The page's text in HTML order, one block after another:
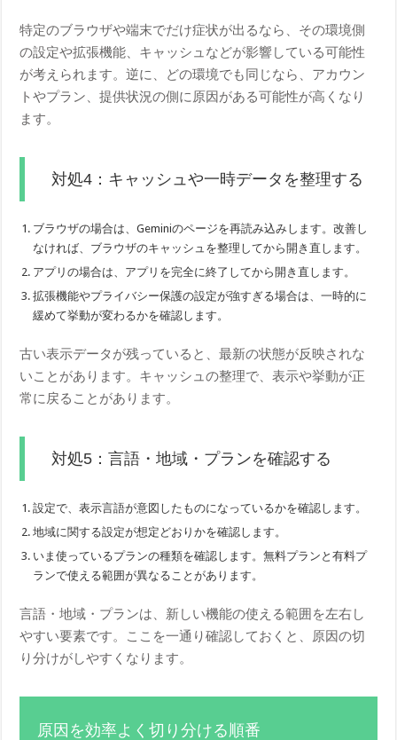
特定のブラウザや端末でだけ症状が出るなら、その環境側
の設定や拡張機能、キャッシュなどが影響している可能性
が考えられます。逆に、どの環境でも同じなら、アカウン
トやプラン、提供状況の側に原因がある可能性が高くなり
ます。
対処4：キャッシュや一時データを整理する
ブラウザの場合は、Geminiのページを再読み込みします。改善し
なければ、ブラウザのキャッシュを整理してから開き直します。
アプリの場合は、アプリを完全に終了してから開き直します。
拡張機能やプライバシー保護の設定が強すぎる場合は、一時的に
緩めて挙動が変わるかを確認します。
古い表示データが残っていると、最新の状態が反映されな
いことがあります。キャッシュの整理で、表示や挙動が正
常に戻ることがあります。
対処5：言語・地域・プランを確認する
設定で、表示言語が意図したものになっているかを確認します。
地域に関する設定が想定どおりかを確認します。
いま使っているプランの種類を確認します。無料プランと有料プ
ランで使える範囲が異なることがあります。
言語・地域・プランは、新しい機能の使える範囲を左右し
やすい要素です。ここを一通り確認しておくと、原因の切
り分けがしやすくなります。
原因を効率よく切り分ける順番